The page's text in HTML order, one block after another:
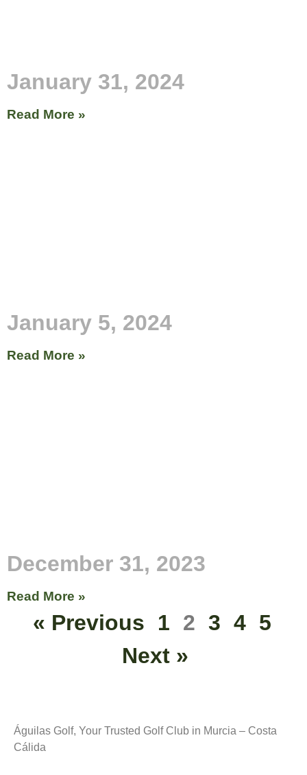
January 31, 2024
Read More »
January 5, 2024
Read More »
December 31, 2023
Read More »
« Previous 1 2 3 4 5
Next »
Águilas Golf, Your Trusted Golf Club in Murcia – Costa
Cálida